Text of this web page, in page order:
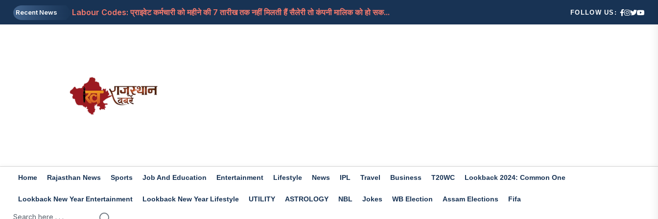
Recent News
Labour Codes: प्राइवेट कर्मचारी को महीने की 7 तारीख तक नहीं मिलती हैं सैलेरी तो कंपनी मालिक को हो सक...
FOLLOW US:
Home Rajasthan News Sports Job And Education Entertainment Lifestyle News IPL Travel Business T20WC Lookback 2024: Common One
Lookback New Year Entertainment Lookback New Year Lifestyle UTILITY ASTROLOGY NBL Jokes WB Election Assam Elections Fifa